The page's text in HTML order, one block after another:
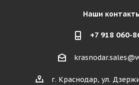
Наши
+7 918 060-
г. Краснодар, ул.